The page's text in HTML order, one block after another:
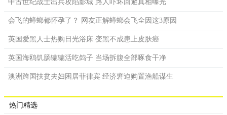
中古世纪战士出兵攻陷影城 路人吓坏回避真相曝光
会飞的蟑螂都怀孕了？ 网友正解蟑螂会飞全因这3原因
英国爱黑人士热购日光浴床 变黑不成患上皮肤癌
英国海鸥饥肠辘辘活吃鸽子 当场拆腹全部啄食干净
澳洲跨国扶贫夫妇困居菲律宾 经济窘迫购置渔船谋生
热门精选